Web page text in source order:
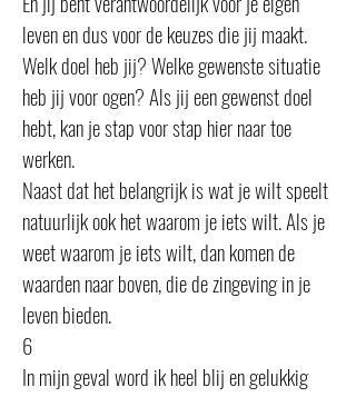
leven en dus voor de keuzes die jij maakt.
Welk doel heb jij? Welke gewenste situatie
heb jij voor ogen? Als jij een gewenst doel
hebt, kan je stap voor stap hier naar toe
werken.
Naast dat het belangrijk is wat je wilt speelt
natuurlijk ook het waarom je iets wilt. Als je
weet waarom je iets wilt, dan komen de
waarden naar boven, die de zingeving in je
leven bieden.
6
In mijn geval word ik heel blij en gelukkig